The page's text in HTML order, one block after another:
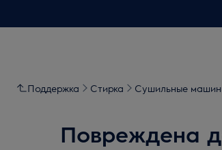
Поддержка Стирка Сушильные
Повреждена